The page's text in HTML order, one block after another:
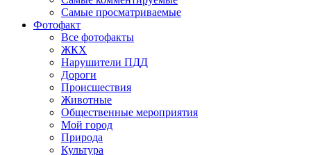
Самые просматриваемые
Фотофакт
Все фотофакты
ЖКХ
Нарушители ПДД
Дороги
Происшествия
Животные
Общественные мероприятия
Мой город
Природа
Культура